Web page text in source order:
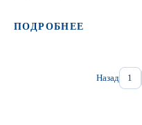
ПОДРОБНЕЕ
Назад 1